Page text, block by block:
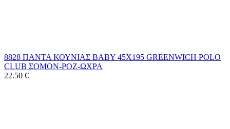
8828 ΠΑΝΤΑ ΚΟΥΝΙΑΣ ΒΑΒΥ 45Χ195 GREENWICH POLO
CLUB ΣΟΜΟΝ-ΡΟΖ-ΩΧΡΑ
22.50 €